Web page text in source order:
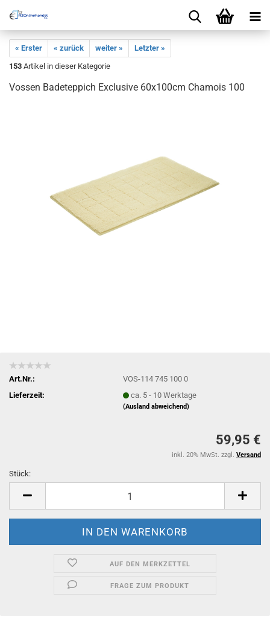
« Erster « zurück weiter »
Letzter »
153 Artikel in dieser Kategorie
Vossen Badeteppich Exclusive 60x100cm Chamois 100
Art.Nr.:
VOS-114 745 100 0
Lieferzeit:
ca. 5 - 10 Werktage
(Ausland abweichend)
59,95 €
inkl. 20% MwSt. zzgl. Versand
Stück:
AUF DEN MERKZETTEL
FRAGE ZUM PRODUKT